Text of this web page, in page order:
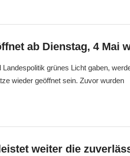
ab Dienstag, 4 Mai
grünes Licht gaben,
wieder geöffnet sein. Zuvor wurden
weiter die